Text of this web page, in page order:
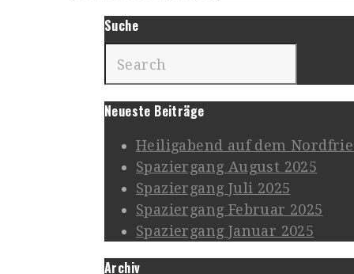
Suche
Neueste Beiträge
Heiligabend auf dem
Spaziergang August 2025
Spaziergang Juli 2025
Spaziergang Februar 2025
Spaziergang Januar 2025
Archiv